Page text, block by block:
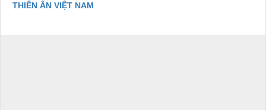
THIÊN ÂN VIỆT NAM